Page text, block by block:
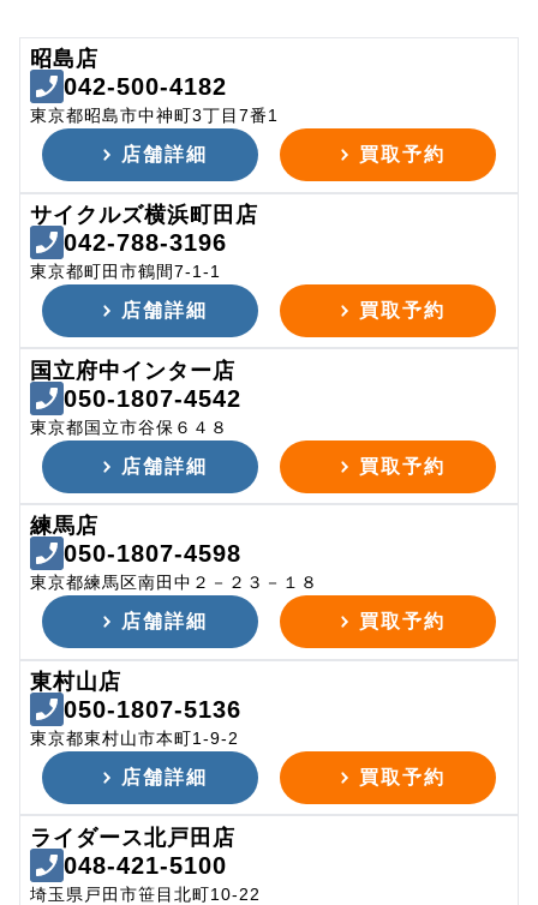
昭島店
042-500-4182
東京都昭島市中神町3丁目7番1
店舗詳細 買取予約
サイクルズ横浜町田店
042-788-3196
東京都町田市鶴間7-1-1
店舗詳細 買取予約
国立府中インター店
050-1807-4542
東京都国立市谷保６４８
店舗詳細 買取予約
練馬店
050-1807-4598
東京都練馬区南田中２－２３－１８
店舗詳細 買取予約
東村山店
050-1807-5136
東京都東村山市本町1-9-2
店舗詳細 買取予約
ライダース北戸田店
048-421-5100
埼玉県戸田市笹目北町10-22